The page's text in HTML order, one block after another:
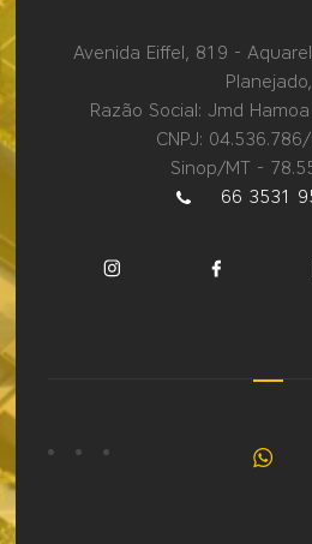
Avenida Eiffel, 819 -
Planejado,
Razão Social: Jmd
CNPJ:
Sinop/MT -
66 3531